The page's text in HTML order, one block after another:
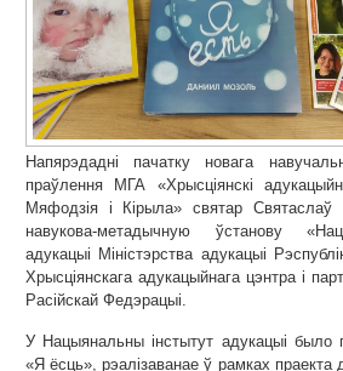
Напярэдадні пачатку новага
праўлення МГА «Хрысціянскі
Мяфодзія і Кірыла» святар Святаслаў
навукова-метадычную ўстанову
адукацыі Міністэрства адукацыі
Хрысціянскага адукацыйнага цэнтра і
Расійскай Федэрацыі.
У Нацыянальны інстытут адукацыі было
«Я ёсць», рэалізаванае ў рамках праекта